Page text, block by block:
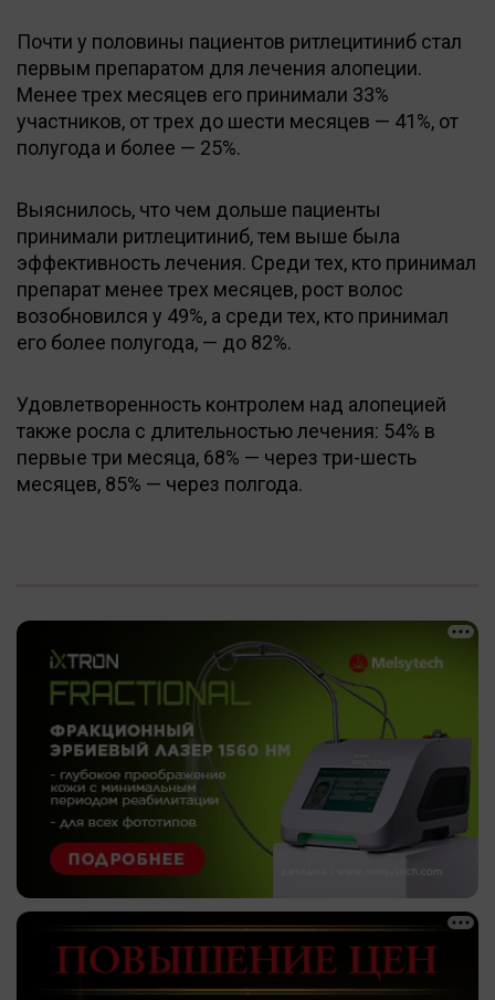
Почти у половины пациентов ритлецитиниб стал
первым препаратом для лечения алопеции.
Менее трех месяцев его принимали 33%
участников, от трех до шести месяцев — 41%, от
полугода и более — 25%.
Выяснилось, что чем дольше пациенты
принимали ритлецитиниб, тем выше была
эффективность лечения. Среди тех, кто принимал
препарат менее трех месяцев, рост волос
возобновился у 49%, а среди тех, кто принимал
его более полугода, — до 82%.
Удовлетворенность контролем над алопецией
также росла с длительностью лечения: 54% в
первые три месяца, 68% — через три-шесть
месяцев, 85% — через полгода.